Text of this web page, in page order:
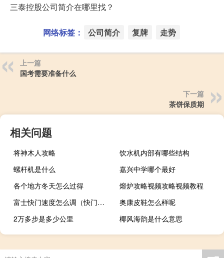
三泰控股公司简介在哪里找？
网络标签： 公司简介 复牌 走势
上一篇
国考需要准备什么
下一篇
茶饼保质期
相关问题
将神木人攻略
饮水机内部有哪些结构
螺杆机是什么
嘉兴中学哪个最好
各个地方冬天怎么过得
熔炉攻略视频攻略视频教程
富士快门速度怎么调（快门速度怎么调）
奥康皮鞋怎么样呢
2万多步是多少公里
椰风海韵是什么意思